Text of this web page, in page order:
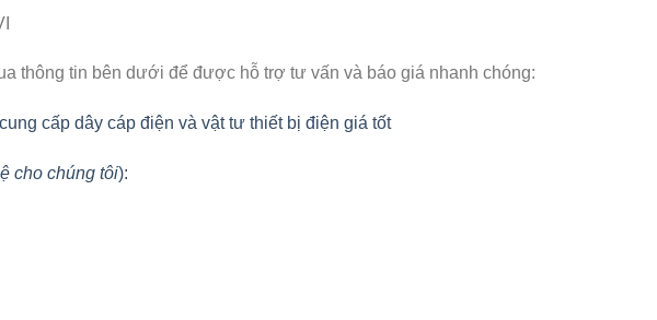
thông tin bên dưới để được hỗ trợ tư vấn và báo giá nhanh chóng:
cấp dây cáp điện và vật tư thiết bị điện giá tốt
cho chúng tôi):
0,6/1KV 2 lõi, 3 lõi, 4 lõi số lượng